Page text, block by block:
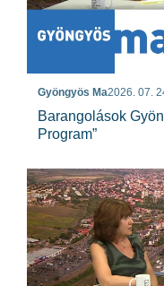
Gyöngyös Ma2026. 07.
Barangolások
Program”